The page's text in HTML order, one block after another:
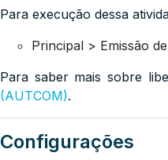
Para execução dessa
Principal > Emissão
Para saber mais sobre
(AUTCOM).
Configurações